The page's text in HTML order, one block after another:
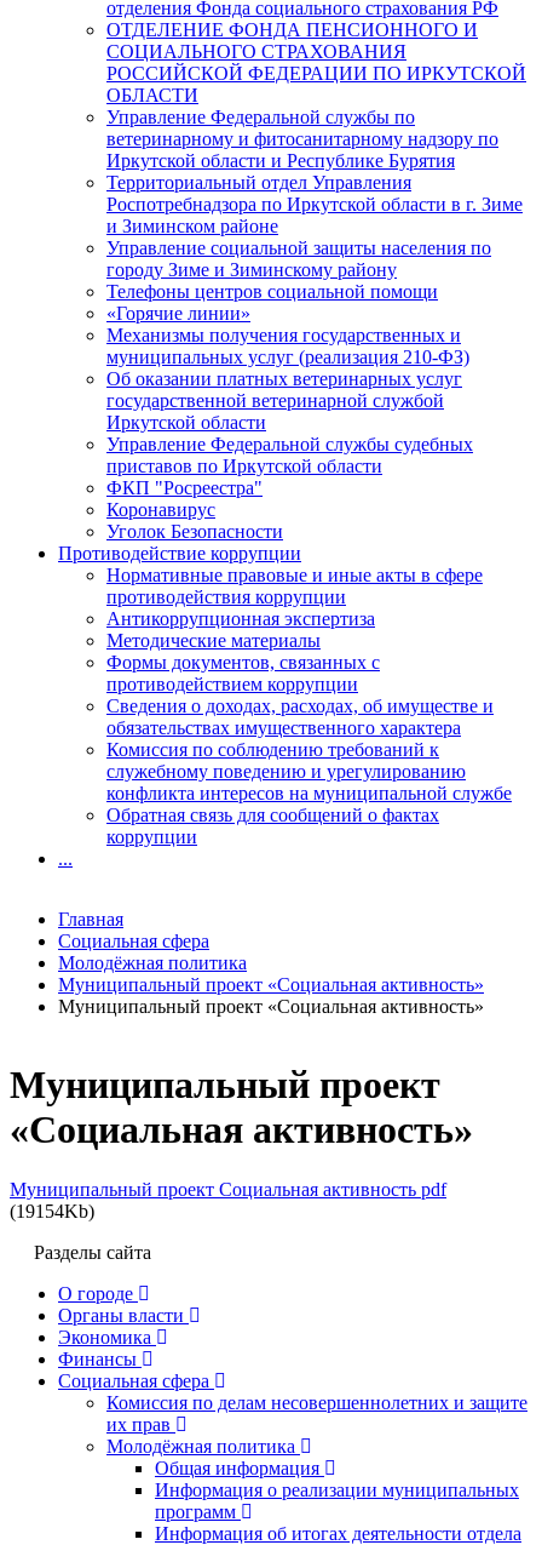
Муниципальный проект
«Социальная активность»
Муниципальный проект Социальная активность pdf
(19154Kb)
Разделы сайта
О городе
Органы власти
Экономика
Финансы
Социальная сфера
Комиссия по делам несовершеннолетних и защите
их прав
Молодёжная политика
Общая информация
Информация о реализации муниципальных
программ
Информация об итогах деятельности отдела
отделения Фонда социального страхования РФ
ОТДЕЛЕНИЕ ФОНДА ПЕНСИОННОГО И
СОЦИАЛЬНОГО СТРАХОВАНИЯ
РОССИЙСКОЙ ФЕДЕРАЦИИ ПО ИРКУТСКОЙ
ОБЛАСТИ
Управление Федеральной службы по
ветеринарному и фитосанитарному надзору по
Иркутской области и Республике Бурятия
Территориальный отдел Управления
Роспотребнадзора по Иркутской области в г. Зиме
и Зиминском районе
Управление социальной защиты населения по
городу Зиме и Зиминскому району
Телефоны центров социальной помощи
«Горячие линии»
Механизмы получения государственных и
муниципальных услуг (реализация 210-ФЗ)
Об оказании платных ветеринарных услуг
государственной ветеринарной службой
Иркутской области
Управление Федеральной службы судебных
приставов по Иркутской области
ФКП "Росреестра"
Коронавирус
Уголок Безопасности
Противодействие коррупции
Нормативные правовые и иные акты в сфере
противодействия коррупции
Антикоррупционная экспертиза
Методические материалы
Формы документов, связанных с
противодействием коррупции
Сведения о доходах, расходах, об имуществе и
обязательствах имущественного характера
Комиссия по соблюдению требований к
служебному поведению и урегулированию
конфликта интересов на муниципальной службе
Обратная связь для сообщений о фактах
коррупции
...
Главная
Социальная сфера
Молодёжная политика
Муниципальный проект «Социальная активность»
Муниципальный проект «Социальная активность»